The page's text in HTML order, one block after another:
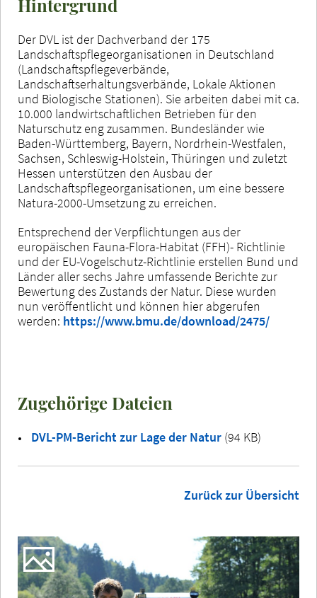
Hintergrund
Der DVL ist der Dachverband der 175
Landschaftspflegeorganisationen in Deutschland
(Landschaftspflegeverbände,
Landschaftserhaltungsverbände, Lokale Aktionen
und Biologische Stationen). Sie arbeiten dabei mit ca.
10.000 landwirtschaftlichen Betrieben für den
Naturschutz eng zusammen. Bundesländer wie
Baden-Württemberg, Bayern, Nordrhein-Westfalen,
Sachsen, Schleswig-Holstein, Thüringen und zuletzt
Hessen unterstützen den Ausbau der
Landschaftspflegeorganisationen, um eine bessere
Natura-2000-Umsetzung zu erreichen.
Entsprechend der Verpflichtungen aus der
europäischen Fauna-Flora-Habitat (FFH)- Richtlinie
und der EU-Vogelschutz-Richtlinie erstellen Bund und
Länder aller sechs Jahre umfassende Berichte zur
Bewertung des Zustands der Natur. Diese wurden
nun veröffentlicht und können hier abgerufen
werden: https://www.bmu.de/download/2475/
Zugehörige Dateien
DVL-PM-Bericht zur Lage der Natur (94 KB)
Zurück zur Übersicht